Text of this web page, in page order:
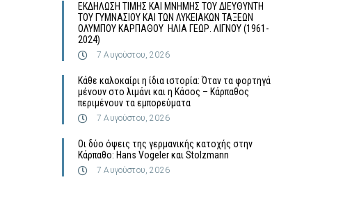
ΕΚΔΗΛΩΣΗ ΤΙΜΗΣ ΚΑΙ ΜΝΗΜΗΣ ΤΟΥ ΔΙΕΥΘΥΝΤΗ
ΤΟΥ ΓΥΜΝΑΣΙΟΥ ΚΑΙ ΤΩΝ ΛΥΚΕΙΑΚΩΝ ΤΑΞΕΩΝ
ΟΛΥΜΠΟΥ ΚΑΡΠΑΘΟΥ ΗΛΙΑ ΓΕΩΡ. ΛΙΓΝΟΥ (1961-
2024)
7 Αυγούστου, 2026
Κάθε καλοκαίρι η ίδια ιστορία: Όταν τα φορτηγά
μένουν στο λιμάνι και η Κάσος – Κάρπαθος
περιμένουν τα εμπορεύματα
7 Αυγούστου, 2026
Οι δύο όψεις της γερμανικής κατοχής στην
Κάρπαθο: Hans Vogeler και Stolzmann
7 Αυγούστου, 2026